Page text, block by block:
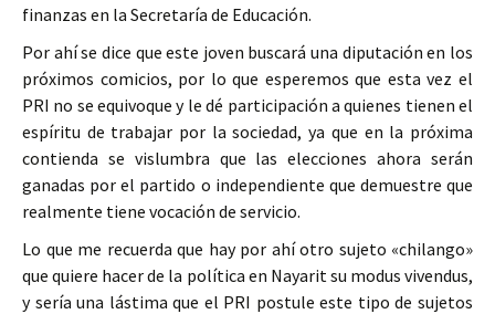
finanzas en la Secretaría de Educación.
Por ahí se dice que este joven buscará una diputación en los
próximos comicios, por lo que esperemos que esta vez el
PRI no se equivoque y le dé participación a quienes tienen el
espíritu de trabajar por la sociedad, ya que en la próxima
contienda se vislumbra que las elecciones ahora serán
ganadas por el partido o independiente que demuestre que
realmente tiene vocación de servicio.
Lo que me recuerda que hay por ahí otro sujeto «chilango»
que quiere hacer de la política en Nayarit su modus vivendus,
y sería una lástima que el PRI postule este tipo de sujetos